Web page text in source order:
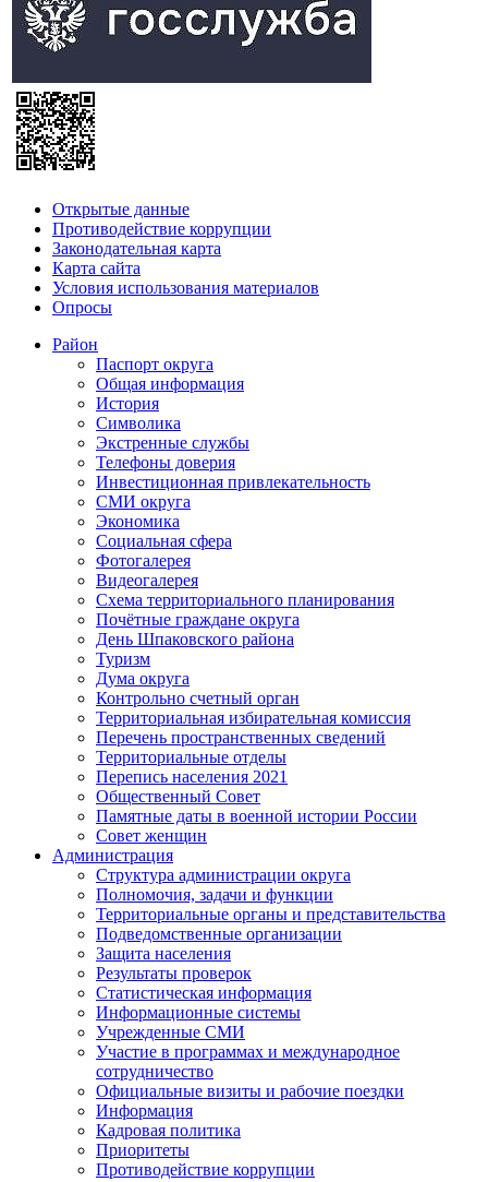
Открытые данные
Противодействие коррупции
Законодательная карта
Карта сайта
Условия использования материалов
Опросы
Район
Паспорт округа
Общая информация
История
Символика
Экстренные службы
Телефоны доверия
Инвестиционная привлекательность
СМИ округа
Экономика
Социальная сфера
Фотогалерея
Видеогалерея
Схема территориального планирования
Почётные граждане округа
День Шпаковского района
Туризм
Дума округа
Контрольно счетный орган
Территориальная избирательная комиссия
Перечень пространственных сведений
Территориальные отделы
Перепись населения 2021
Общественный Совет
Памятные даты в военной истории России
Совет женщин
Администрация
Структура администрации округа
Полномочия, задачи и функции
Территориальные органы и представительства
Подведомственные организации
Защита населения
Результаты проверок
Статистическая информация
Информационные системы
Учрежденные СМИ
Участие в программах и международное
сотрудничество
Официальные визиты и рабочие поездки
Информация
Кадровая политика
Приоритеты
Противодействие коррупции